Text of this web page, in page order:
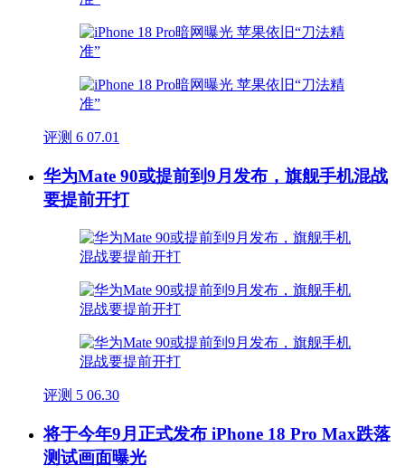
评测 6 07.01
华为Mate 90或提前到9月发布，旗舰手机混战
要提前开打
评测 5 06.30
将于今年9月正式发布 iPhone 18 Pro Max跌落
测试画面曝光